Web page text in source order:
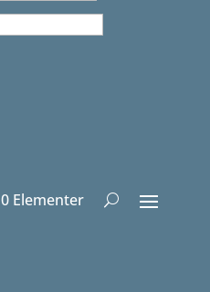
0 Elementer